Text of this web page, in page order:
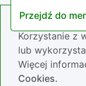
Przejdź do
Nasza strona
Korzystanie z
lub
Więcej
Cookies.